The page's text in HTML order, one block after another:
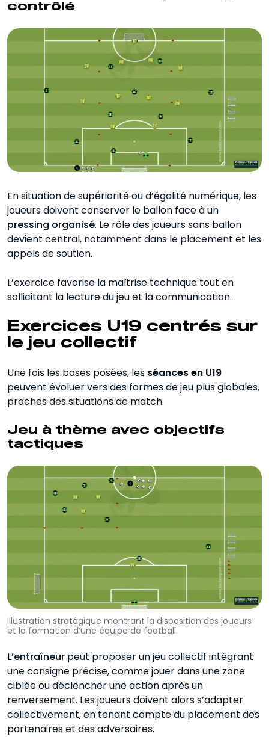
contrôlé
En situation de supériorité ou d’égalité numérique, les
joueurs doivent conserver le ballon face à un
pressing organisé. Le rôle des joueurs sans ballon
devient central, notamment dans le placement et les
appels de soutien.
L’exercice favorise la maîtrise technique tout en
sollicitant la lecture du jeu et la communication.
Exercices U19 centrés sur
le jeu collectif
Une fois les bases posées, les séances en U19
peuvent évoluer vers des formes de jeu plus globales,
proches des situations de match.
Jeu à thème avec objectifs
tactiques
Illustration stratégique montrant la disposition des joueurs
et la formation d’une équipe de football.
L’entraîneur peut proposer un jeu collectif intégrant
une consigne précise, comme jouer dans une zone
ciblée ou déclencher une action après un
renversement. Les joueurs doivent alors s’adapter
collectivement, en tenant compte du placement des
partenaires et des adversaires.